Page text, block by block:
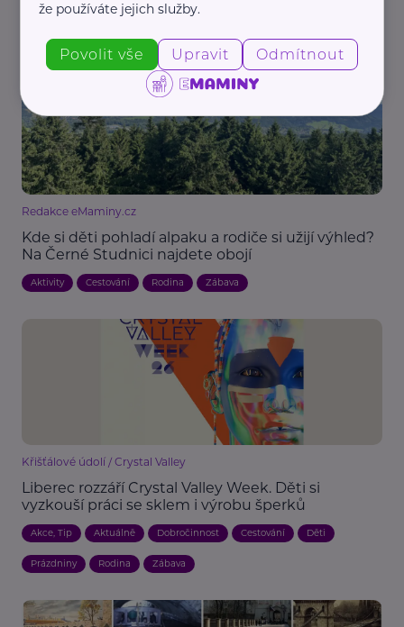
i objevování Česka
Redakce eMaminy.cz
Kde si děti pohladí alpaku a rodiče si užijí výhled?
Na Černé Studnici najdete obojí
Aktivity Cestování Rodina Zábava
Křišťálové údolí / Crystal Valley
Liberec rozzáří Crystal Valley Week. Děti si
vyzkouší práci se sklem i výrobu šperků
Akce, Tip Aktuálně Dobročinnost Cestování Děti
Prázdniny Rodina Zábava
že používáte jejich služby.
Povolit vše Upravit Odmítnout